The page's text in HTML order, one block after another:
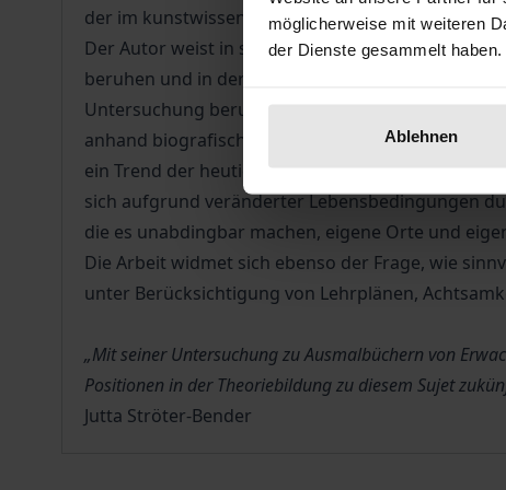
möglicherweise mit weiteren
der Dienste gesammelt haben.
Ablehnen
der im kunstwissenschaftlichen Bereich bisher
Der Autor weist in seiner qualitativ-empirisch
beruhen und in der Lage sind, vielfältige
Untersuchung beruht auf einem
anhand biografischer Fallrekonstruktionen
ein Trend der heutigen Zeit, weil es für die
sich aufgrund veränderter Lebensbedingungen
die es unabdingbar machen, eigene Orte und
Die Arbeit widmet sich ebenso der Frage, wie
unter Berücksichtigung von Lehrplänen,
„Mit seiner Untersuchung zu Ausmalbüchern von
Positionen in der Theoriebildung zu diesem Sujet
Jutta Ströter-Bender